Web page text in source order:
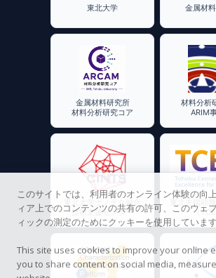
東北大学 金属材
金属材料研究所
材料分析研究コア
材料分析
ARIM
東北大学ナノテク融合
技術支援センター
東北先端顕
（
このサイトでは、利用者のオンライン体験の向
ィア上でのコンテンツの共有の許可、このウェ
ィックの測定のためにクッキーを使用しています
This site uses cookies to improve your online
you to share content on social media,